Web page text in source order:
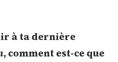
à ta dernière
, comment est-ce que